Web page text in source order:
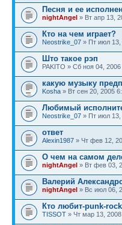
Песня и ее
nightAngel » Вт апр 13,
Кто на чем играет?
Neostrike_07 » Пт июл 13,
Што такое рэп
PAKITO » Сб ноя 04,
какую музыку
Kosha » Вт сен 20, 2005
Любимый
Neostrike_07 » Пт июл 13,
ответ
Alexin1987 » Чт фев 12,
О чем на самом
nightAngel » Вт фев 03,
Валерий
nightAngel » Вс июл 06,
Кто любит-punk-
TISSOT » Чт мар 13,